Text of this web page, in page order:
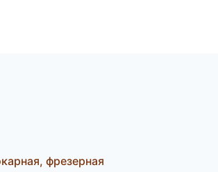
фрезерная